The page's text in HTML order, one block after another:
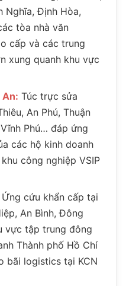
Nghĩa, Định Hòa,
tòa nhà văn
cấp và các trung
xung quanh khu vực
An: Túc trực sửa
An Phú, Thuận
Phú… đáp ứng
các hộ kinh doanh
công nghiệp VSIP
Ứng cứu khẩn cấp tại
An Bình, Đông
vực tập trung đông
Thành phố Hồ Chí
bãi logistics tại KCN